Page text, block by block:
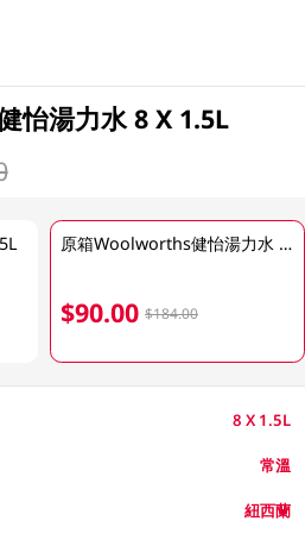
怡湯力水 8 X 1.5L
原箱Woolworths健怡湯力水 8 X 1.5L
$90.00 $184.00
8 X 1.5L
常溫
紐西蘭